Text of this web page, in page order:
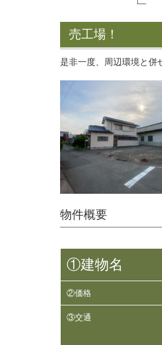
売工場！
是非一度、周辺環境と併
物件概要
①建物名
②価格
③交通